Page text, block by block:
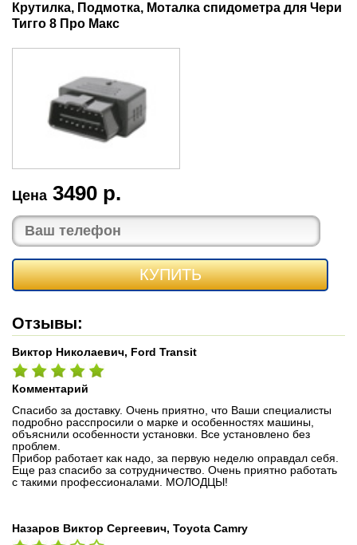
Крутилка, Подмотка, Моталка спидометра для Чери
Тигго 8 Про Макс
Цена 3490 р.
КУПИТЬ
Отзывы:
Виктор Николаевич, Ford Transit
Комментарий
Спасибо за доставку. Очень приятно, что Ваши специалисты
подробно расспросили о марке и особенностях машины,
объяснили особенности установки. Все установлено без
проблем.
Прибор работает как надо, за первую неделю оправдал себя.
Еще раз спасибо за сотрудничество. Очень приятно работать
с такими профессионалами. МОЛОДЦЫ!
Назаров Виктор Сергеевич, Toyota Camry